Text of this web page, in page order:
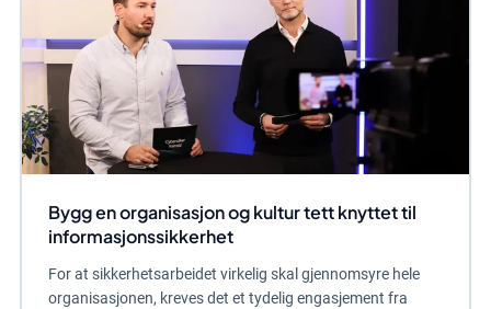
Bygg en organisasjon og kultur tett knyttet til
informasjonssikkerhet
For at sikkerhetsarbeidet virkelig skal gjennomsyre hele
organisasjonen, kreves det et tydelig engasjement fra